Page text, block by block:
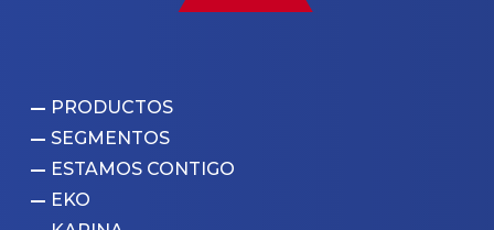
PRODUCTOS
SEGMENTOS
ESTAMOS CONTIGO
EKO